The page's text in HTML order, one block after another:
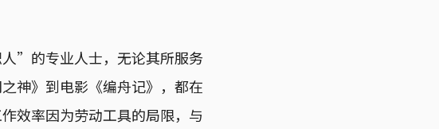
”的专业人士，无论其所服务
神》到电影《编舟记》，都在
效率因为劳动工具的局限，与